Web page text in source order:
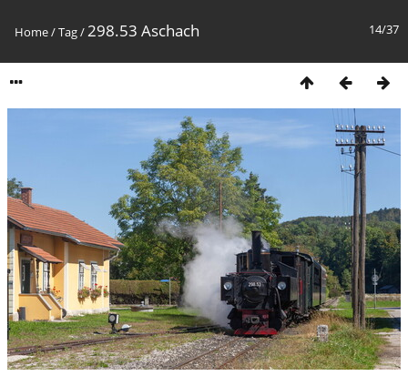
14/37
Home/Tag/298.53 Aschach